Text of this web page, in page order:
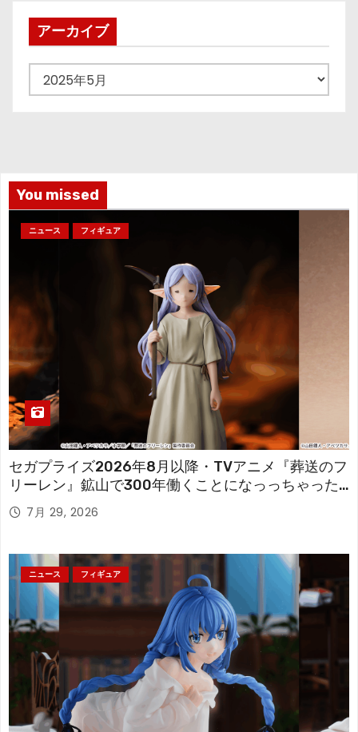
ペ
ー
ジ
アーカイブ
ー
You missed
ニュース フィギュア
セガプライズ2026年8月以降・TVアニメ『葬送のフ
リーレン』鉱山で300年働くことになっっちゃった
「フリーレン」を立体化！
7月 29, 2026
ニュース フィギュア